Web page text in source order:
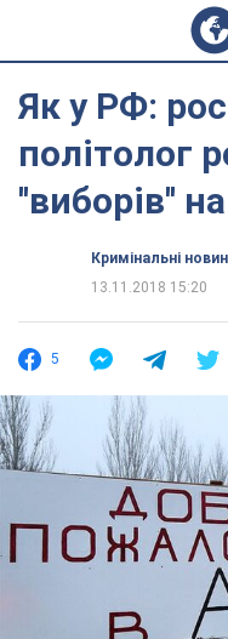
Як у РФ:
політолог
''виборів''
Кримінальні
13.11.2018 15:20
5